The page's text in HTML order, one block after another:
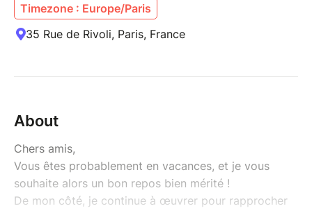
Timezone : Europe/Paris
35 Rue de Rivoli, Paris, France
About
Chers amis,
Vous êtes probablement en vacances, et je vous
souhaite alors un bon repos bien mérité !
De mon côté, je continue à œuvrer pour rapprocher